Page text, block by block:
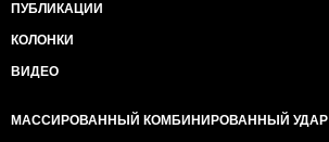
ПУБЛИКАЦИИ
КОЛОНКИ
ВИДЕО
МАССИРОВАННЫЙ КОМБИНИРОВАННЫЙ УДАР